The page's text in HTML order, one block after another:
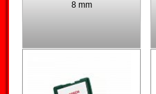
8 mm